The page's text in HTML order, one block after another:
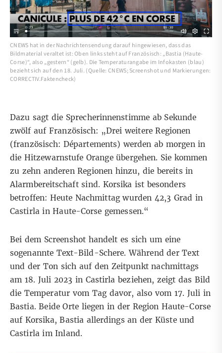
CNEWS hat in der Nachrichtensendung darauf hingewiesen, dass das
Bildmaterial veraltet ist: Oben links steht auf Französisch: „Bastia (Haute-
Corse)“, also „gestern“ (gelb). Die Temperaturangabe im Infokasten (blau)
bezieht sich auf den 18. Juli. (Quelle: CNEWS; Screenshot und Markierungen:
CORRECTIV.Faktencheck)
Dazu sagt die Sprecherinnenstimme ab Sekunde
zwölf auf Französisch: „Drei weitere Regionen
(französisch: Départements) werden ab morgen in
die Hitzewarnstufe Orange übergehen. Sie kommen
zu zehn anderen Regionen hinzu, die bereits in
Alarmbereitschaft sind. Korsika ist besonders
betroffen: Heute Nachmittag wurden 42,3 Grad in
Castirla in Haute-Corse gemessen.“
Bei dem Screenshot handelt es sich um eine
sogenannte Text-Bild-Schere. Während der Text
und der Ton sich auf den Zeitpunkt nachmittags
am 18. Juli 2023 in Castirla beziehen, zeigt das Bild
die Temperatur vom Tag davor, also vom 17. Juli in
Bastia. Beide Orte liegen in der Region Haute-Corse
auf Korsika, Bastia allerdings an der Küste und
Castirla im Inland.